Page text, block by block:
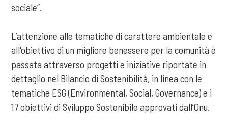
sociale”.
L’attenzione alle tematiche di carattere ambientale e
all'obiettivo di un migliore benessere per la comunità è
passata attraverso progetti e iniziative riportate in
dettaglio nel Bilancio di Sostenibilità, in linea con le
tematiche ESG (Environmental, Social, Governance) e i
17 obiettivi di Sviluppo Sostenibile approvati dall’Onu.